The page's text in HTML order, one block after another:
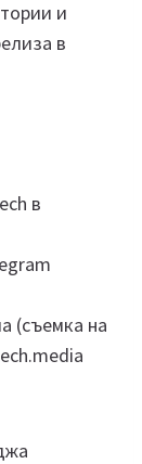
и
в
в
(съемка на